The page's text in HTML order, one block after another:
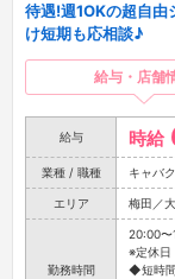
待遇!週1OKの超自
け短期も応相談♪
給与・店舗
給与 時給
業種 / 職種 キャバ
エリア 梅田／
勤務時間
20:00〜
※定休日
◆短時